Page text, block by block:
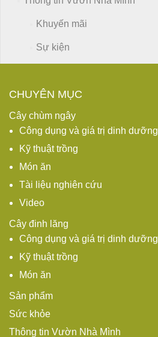
Khuyến mãi
Sự kiện
CHUYÊN MỤC
Cây chùm ngây
Công dụng và giá trị dinh dưỡng
Kỹ thuật trồng
Món ăn
Tài liệu nghiên cứu
Video
Cây đinh lăng
Công dụng và giá trị dinh dưỡng
Kỹ thuật trồng
Món ăn
Sản phẩm
Sức khỏe
Thông tin Vườn Nhà Mình